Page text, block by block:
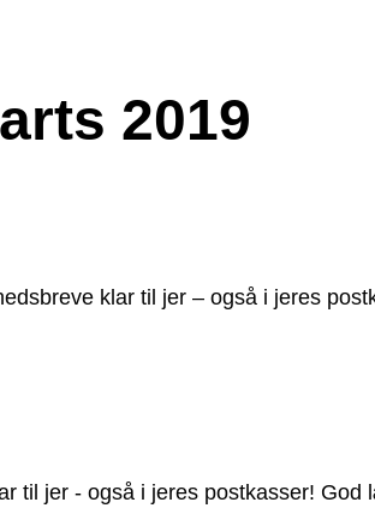
2019
klar til jer – også i jeres